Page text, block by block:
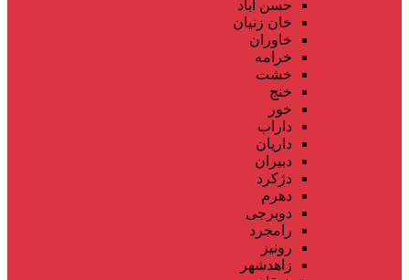
حسن آباد
خان زنیان
خاوران
خرامه
خشت
خنج
خور
داراب
داریان
دبیران
دژکرد
دهرم
دوبرجی
رامجرد
رونیز
زاهدشهر